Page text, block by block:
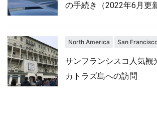
の手続き（2022年6月更
North America San
サンフランシスコ人気
カトラズ島への訪問